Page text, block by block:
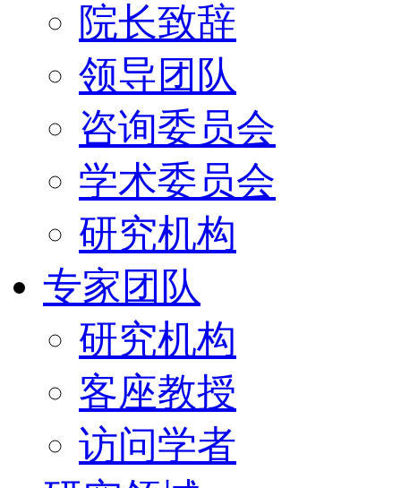
院长致辞
领导团队
咨询委员会
学术委员会
研究机构
专家团队
研究机构
客座教授
访问学者